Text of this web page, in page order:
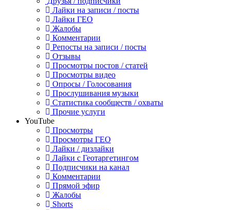
Лайки на записи / посты
Лайки ГЕО
Жалобы
Комментарии
Репосты на записи / посты
Отзывы
Просмотры постов / статей
Просмотры видео
Опросы / Голосования
Прослушивания музыки
Статистика сообществ / охваты
Прочие услуги
YouTube
Просмотры
Просмотры ГЕО
Лайки / дизлайки
Лайки с Геотаргетингом
Подписчики на канал
Комментарии
Прямой эфир
Жалобы
Shorts